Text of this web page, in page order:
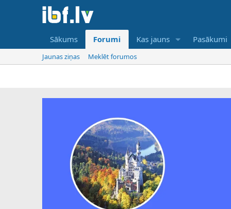
Sākums Forumi Kas jauns Pasākumi
Jaunas ziņas Meklēt forumos